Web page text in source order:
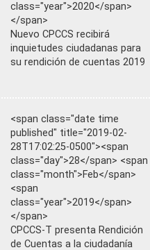
class="year">2020</span>
</span>
Nuevo CPCCS recibirá
inquietudes ciudadanas para
su rendición de cuentas 2019
<span class="date time
published" title="2019-02-
28T17:02:25-0500"><span
class="day">28</span> <span
class="month">Feb</span>
<span
class="year">2019</span>
</span>
CPCCS-T presenta Rendición
de Cuentas a la ciudadanía